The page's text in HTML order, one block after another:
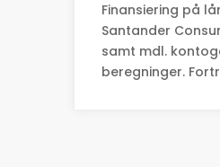
0-100 km/t
Tophastighed
Finansiering på
Santander
samt mdl.
beregninger.